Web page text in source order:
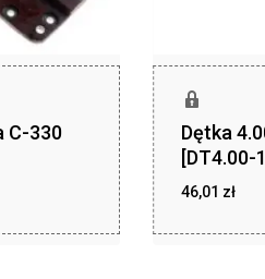
C-330
Dętka
[DT4.00-
46,01 zł